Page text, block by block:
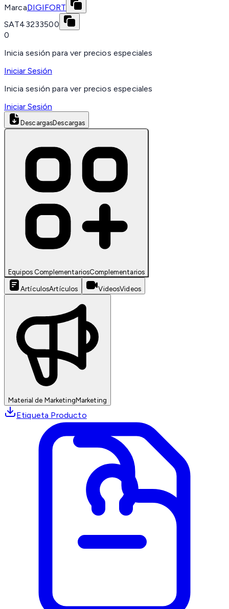
MarcaDIGIFORT
SAT43233500
0
Inicia sesión para ver precios especiales
Iniciar Sesión
Inicia sesión para ver precios especiales
Iniciar Sesión
DescargasDescargas
Equipos ComplementariosComplementarios
ArtículosArtículos VideosVideos
Material de MarketingMarketing
Etiqueta Producto